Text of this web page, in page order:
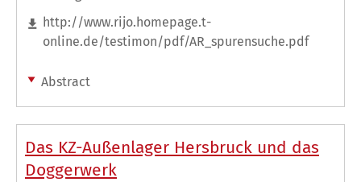
http://www.rijo.homepage.t-
online.de/testimon/pdf/AR_spurensuche.pdf
Abstract
Das KZ-Außenlager Hersbruck und das
Doggerwerk